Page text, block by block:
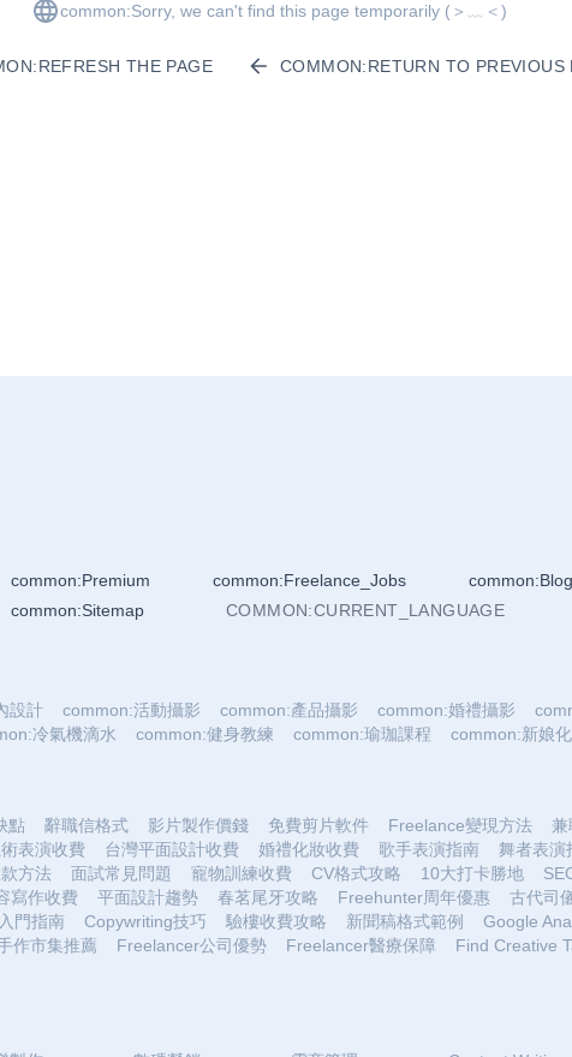
common:Sorry, we can't find this page temporarily (＞﹏＜)
THE PAGE COMMON:RETURN TO PREVIOUS
common:Premium common:Freelance_Jobs common:Blog
common:Sitemap
COMMON:CURRENT_LANGUAGE
設計 common:活動攝影 common:產品攝影 common:婚禮攝影
冷氣機滴水
common:健身教練 common:瑜珈課程 common:新娘
點 辭職信格式 影片製作價錢 免費剪片軟件 Freelance變現方法
表演收費
台灣平面設計收費 婚禮化妝收費 歌手表演指南 舞者表演
方法
面試常見問題 寵物訓練收費 CV格式攻略 10大打卡勝地
寫作收費
平面設計趨勢 春茗尾牙攻略 Freehunter周年優惠 古代司
門指南
Copywriting技巧 驗樓收費攻略 新聞稿格式範例 Google
作市集推薦
Freelancer公司優勢 Freelancer醫療保障 Find Creative